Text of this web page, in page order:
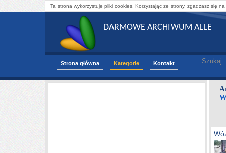
Ta strona wykorzystuje pliki cookies. Korzystając ze strony, zgadzasz się
DARMOWE ARCHIWUM ALLE
Strona główna Kategorie Kontakt Szukaj: